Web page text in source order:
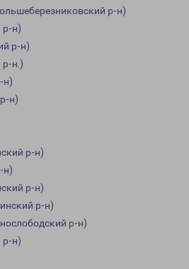
р-н)
р-н)
р-н)
р-н.)
н)
н)
р-н)
н)
р-н)
р-н)
р-н)
н)